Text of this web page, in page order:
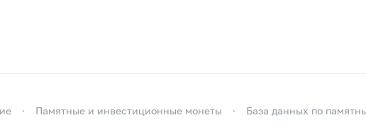
Памятные и инвестиционные монеты База данных по